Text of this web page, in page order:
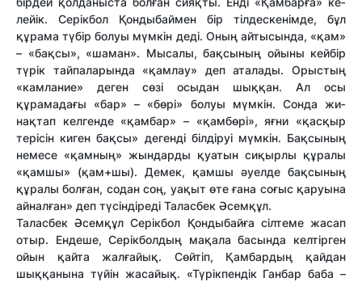
лейік. Серікбол Қондыбаймен бір тілдескенімде, бұл
құрама тү­бір болуы мүмкін деді. Оның ай­ты­сында, «қам»
– «бақсы», «ша­ман». Мысалы, бақсының ойыны кей­бір
түрік тайпаларында «қам­лау» деп аталады. Орыстың
«кам­ла­ние» деген сөзі осыдан шық­қан. Ал осы
құрамадағы «бар» – «бөрі» болуы мүмкін. Сон­да жи­
нақтап келгенде «қам­бар» – «қамбөрі», яғни «қас­қыр
тері­сін ки­ген бақ­сы» дегенді біл­ді­руі мүм­кін. Бақ­сы­­ның
немесе «қам­­ның» жын­дарды қуа­тын сиқыр­лы құра­лы
«қамшы» (қам+шы). Демек, қамшы әуелде бақ­сының
құралы болған, содан соң, уақыт өте ғана соғыс қаруына
айналған» деп түсіндіреді Таласбек Әсем­құл.
Таласбек Әсемқұл Серікбол Қондыбайға сілтеме жа­сап
отыр. Ендеше, Серік­бол­дың мақала ба­сында келтірген
ойын қайта жал­ғайық. Сөйтіп, Қам­б­ардың қай­дан
шыққанына түйін жаса­йық. «Түрікпендік Ганбар баба –